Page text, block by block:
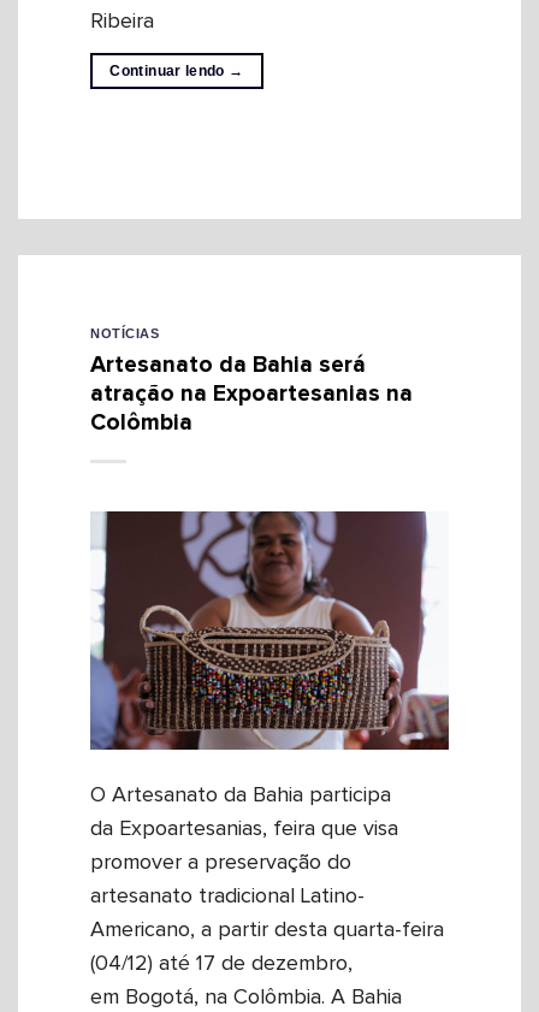
Ribeira
Continuar lendo →
NOTÍCIAS
Artesanato da Bahia será
atração na Expoartesanias na
Colômbia
O Artesanato da Bahia participa
da Expoartesanias, feira que visa
promover a preservação do
artesanato tradicional Latino-
Americano, a partir desta quarta-feira
(04/12) até 17 de dezembro,
em Bogotá, na Colômbia. A Bahia